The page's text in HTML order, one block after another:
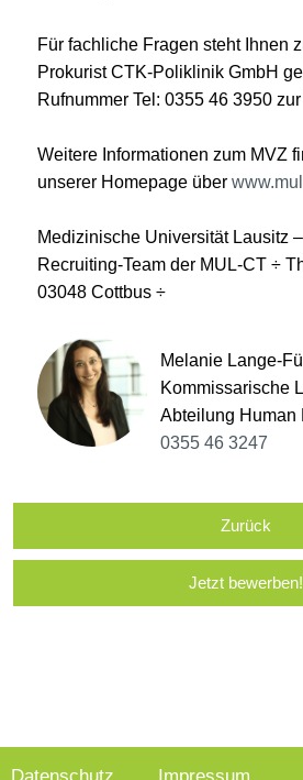
Für fachliche Fragen steht Ihnen
Prokurist CTK-Poliklinik GmbH
Rufnummer Tel: 0355 46 3950
Weitere Informationen zum MVZ
unserer Homepage über
Medizinische Universität Lausitz
Recruiting-Team der MUL-CT ÷
03048 Cottbus ÷
Melanie Lange-
Kommissarische
Abteilung Human
0355 46 3247
Zurück
Jetzt bewerben!